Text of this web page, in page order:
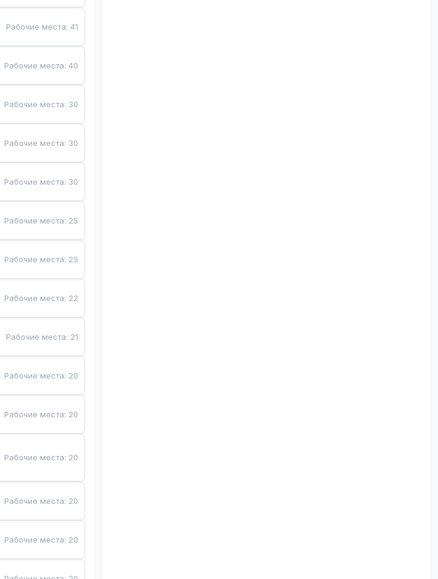
Рабочие места:41
Рабочие места:40
Рабочие места: 30
Рабочие места: 30
Рабочие места: 30
Рабочие места: 25
Рабочие места: 25
Рабочие места: 22
Рабочие места: 21
Рабочие места: 20
Рабочие места: 20
Рабочие места: 20
Рабочие места: 20
Рабочие места: 20